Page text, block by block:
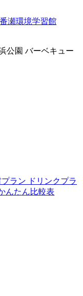
公園 バーベキュー
ラン ドリンクプラ
んたん比較表